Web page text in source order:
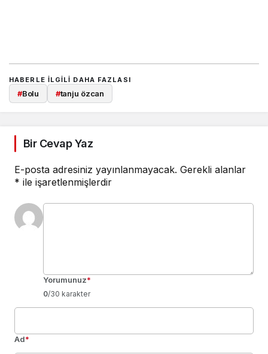
HABERLE ILGILI DAHA FAZLASI
#Bolu #tanju özcan
Bir Cevap Yaz
E-posta adresiniz yayınlanmayacak. Gerekli alanlar
* ile işaretlenmişlerdir
Yorumunuz*
0/30 karakter
Ad*